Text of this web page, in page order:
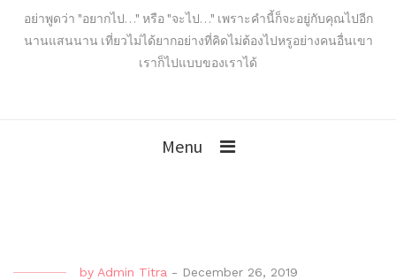
อย่าพูดว่า "อยากไป…" หรือ "จะไป…" เพราะคำนี้ก็จะอยู่กับคุณไปอีก
นานแสนนาน เที่ยวไม่ได้ยากอย่างที่คิดไม่ต้องไปหรูอย่างคนอื่นเขา
เราก็ไปแบบของเราได้
Menu
by Admin Titra - December 26, 2019